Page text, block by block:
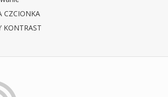
CZCIONKA
KONTRAST